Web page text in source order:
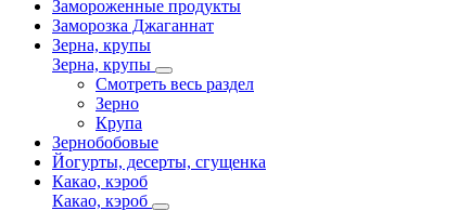
Замороженные продукты
Заморозка Джаганнат
Зерна, крупы
Зерна, крупы
Смотреть весь раздел
Зерно
Крупа
Зернобобовые
Йогурты, десерты, сгущенка
Какао, кэроб
Какао, кэроб